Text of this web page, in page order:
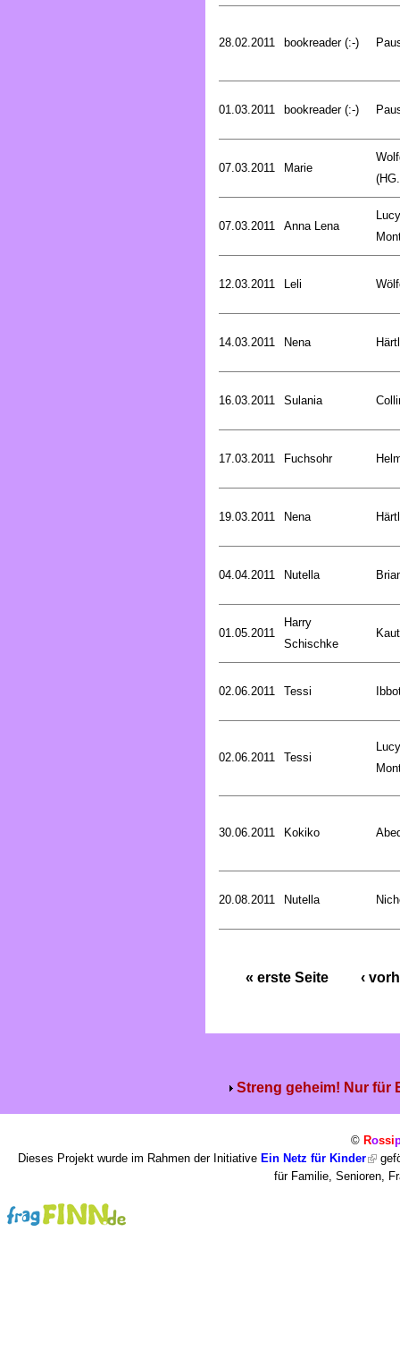
28.02.2011 bookreader (:-)
01.03.2011 bookreader (:-)
07.03.2011 Marie
07.03.2011 Anna Lena
12.03.2011 Leli
14.03.2011 Nena
16.03.2011 Sulania
17.03.2011 Fuchsohr
19.03.2011 Nena
04.04.2011 Nutella
01.05.2011
Harry
Schischke
02.06.2011 Tessi
02.06.2011 Tessi
30.06.2011 Kokiko
20.08.2011 Nutella
« erste Seite ‹
Streng geheim! Nur für
© Rossi
Dieses Projekt wurde im Rahmen der Initiative Ein Netz für Kinder
für Familie, Senioren,